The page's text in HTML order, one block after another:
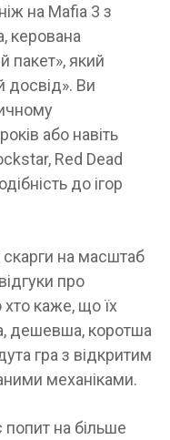
на Mafia 3 з
керована
пакет», який
досвід». Ви
або навіть
Red Dead
до ігор
скарги на масштаб
про
каже, що їх
дешевша, коротша
гра з відкритим
механіками.
на більше